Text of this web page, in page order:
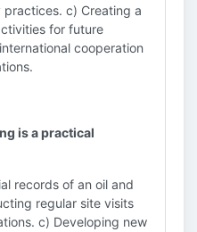
c) Creating a
for future
cooperation
is a practical
records of an oil and
regular site visits
c) Developing new